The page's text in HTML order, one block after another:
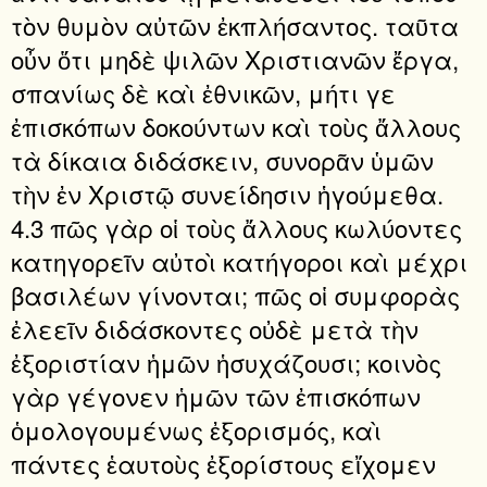
τὸν θυμὸν αὐτῶν ἐκπλήσαντος. ταῦτα
οὖν ὅτι μηδὲ ψιλῶν Χριστιανῶν ἔργα,
σπανίως δὲ καὶ ἐθνικῶν, μήτι γε
ἐπισκόπων δοκούντων καὶ τοὺς ἄλλους
τὰ δίκαια διδάσκειν, συνορᾶν ὑμῶν
τὴν ἐν Χριστῷ συνείδησιν ἡγούμεθα.
4.3 πῶς γὰρ οἱ τοὺς ἄλλους κωλύοντες
κατηγορεῖν αὐτοὶ κατήγοροι καὶ μέχρι
βασιλέων γίνονται; πῶς οἱ συμφορὰς
ἐλεεῖν διδάσκοντες οὐδὲ μετὰ τὴν
ἐξοριστίαν ἡμῶν ἡσυχάζουσι; κοινὸς
γὰρ γέγονεν ἡμῶν τῶν ἐπισκόπων
ὁμολογουμένως ἐξορισμός, καὶ
πάντες ἑαυτοὺς ἐξορίστους εἴχομεν